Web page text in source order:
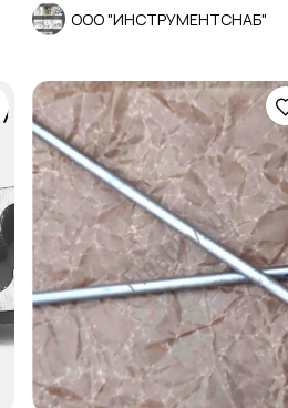
ООО "ИНСТРУМЕНТСНАБ"